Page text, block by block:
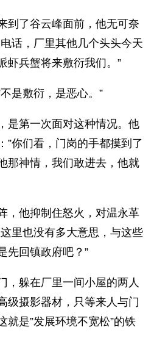
到了谷云峰面前，他无可奈
话，厂里其他几个头头今天
虾兵蟹将来敷衍我们。”
是敷衍，是恶心。”
是第一次面对这种情况。他
”你们看，门岗的手都摸到了
那神情，我们敢进去，他就
，他抑制住怒火，对温永革
里也没有多大意思，与这些
先回镇政府吧？”
，躲在厂里一间小屋的两人
级摄影器材，只等来人与门
就是”发展环境不宽松”的铁